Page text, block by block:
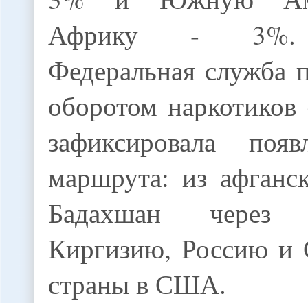
Африку - 3%.
Федеральная служба
оборотом
зафиксировала
маршрута: из
Бадахшан через
Киргизию, Россию и
страны в США.